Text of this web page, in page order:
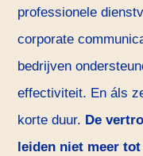
professionele
corporate
bedrijven
effectiviteit. En áls
korte duur. De
leiden niet meer